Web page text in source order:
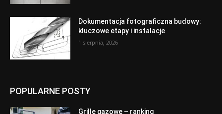
Dokumentacja fotograficzna budowy:
kluczowe etapy i instalacje
1 sierpnia, 2026
POPULARNE POSTY
Grille gazowe – ranking